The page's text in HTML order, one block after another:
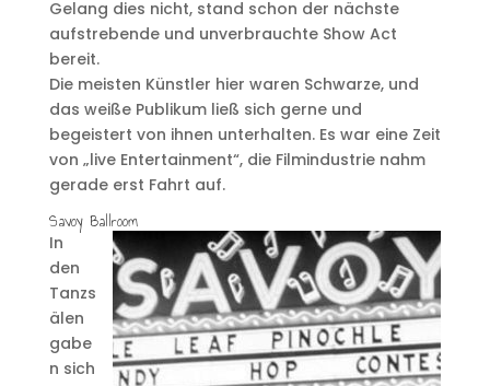
Gelang dies nicht, stand schon der nächste
aufstrebende und unverbrauchte Show Act
bereit.
Die meisten Künstler hier waren Schwarze, und
das weiße Publikum ließ sich gerne und
begeistert von ihnen unterhalten. Es war eine Zeit
von „live Entertainment“, die Filmindustrie nahm
gerade erst Fahrt auf.
Savoy Ballroom
In
den
Tanzs
älen
gabe
n sich